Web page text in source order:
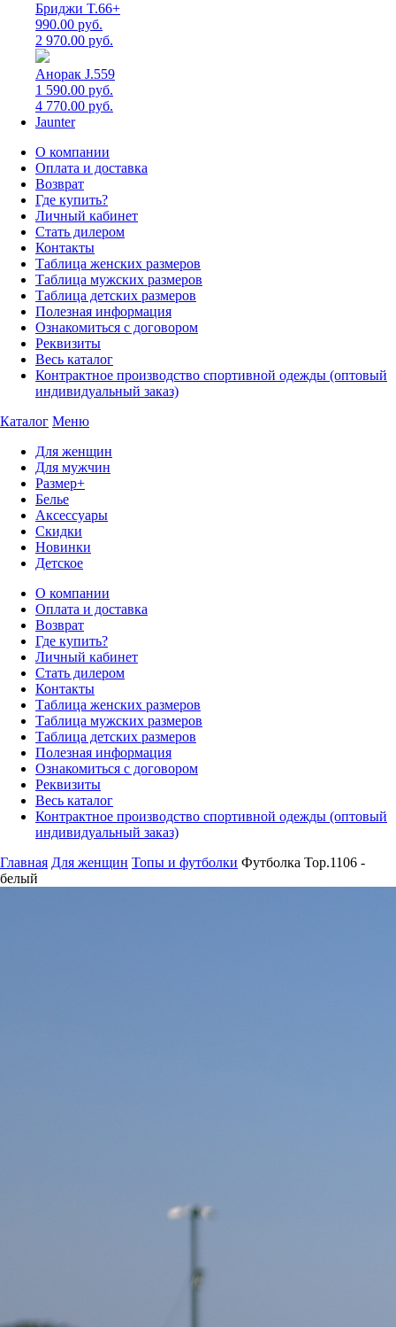
Бриджи T.66+
990.00 руб.
2 970.00 руб.
Анорак J.559
1 590.00 руб.
4 770.00 руб.
Jaunter
О компании
Оплата и доставка
Возврат
Где купить?
Личный кабинет
Стать дилером
Контакты
Таблица женских размеров
Таблица мужских размеров
Таблица детских размеров
Полезная информация
Ознакомиться с договором
Реквизиты
Весь каталог
Контрактное производство спортивной одежды (оптовый
индивидуальный заказ)
Каталог Меню
Для женщин
Для мужчин
Размер+
Белье
Аксессуары
Скидки
Новинки
Детское
О компании
Оплата и доставка
Возврат
Где купить?
Личный кабинет
Стать дилером
Контакты
Таблица женских размеров
Таблица мужских размеров
Таблица детских размеров
Полезная информация
Ознакомиться с договором
Реквизиты
Весь каталог
Контрактное производство спортивной одежды (оптовый
индивидуальный заказ)
Главная Для женщин Топы и футболки Футболка Top.1106 -
белый